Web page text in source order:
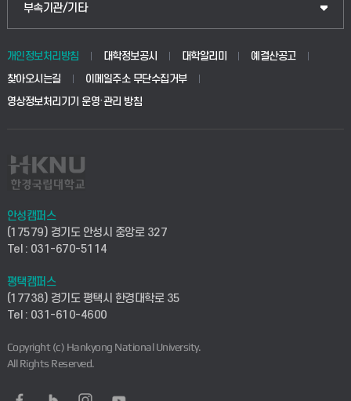
생명공학부
사회안전시스템공학부
컴퓨터응용수학부
ICT로봇기계공학부
전자전기공학부
디자인건축융합학부
교육대학원
웹메일
학사시스템(전문학사 및 전공심화)
사이버캠퍼스(전문학사 및 전공심화)
시설바로처리서비스
연구실안전관리시스템
산학연구관리시스템
찾아오시는길(평택)
부속기관/기타
중앙도서관
학생생활관(안성)
산학협력단
취업지원센터
창업지원센터
현장실습지원센터
개인정보처리방침 대학정보공시 대학알리미
예결산공고
찾아오시는길
이메일주소 무단수집거부
영상정보처리기기 운영·관리 방침
안성캠퍼스
(17579) 경기도 안성시 중앙로 327
Tel : 031-670-5114
평택캠퍼스
(17738) 경기도 평택시 한경대학로 35
Tel : 031-610-4600
Copyright (c) Hankyong National University.
All Rights Reserved.